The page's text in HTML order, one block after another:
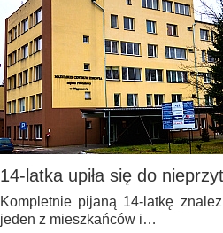
14-latka upiła się do
Kompletnie pijaną 14-latkę
jeden z mieszkańców i…